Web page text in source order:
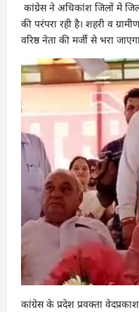
कांग्रेस ने अधिकांश जिलों में
की परंपरा रही है। शहरी व
वरिष्ठ नेता की मर्जी से भरा
कांग्रेस के प्रदेश प्रवक्ता